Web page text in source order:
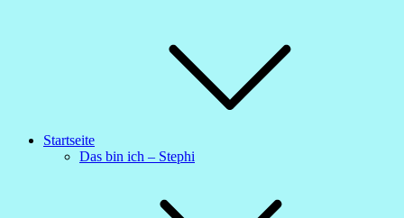
Startseite
Das bin ich – Stephi